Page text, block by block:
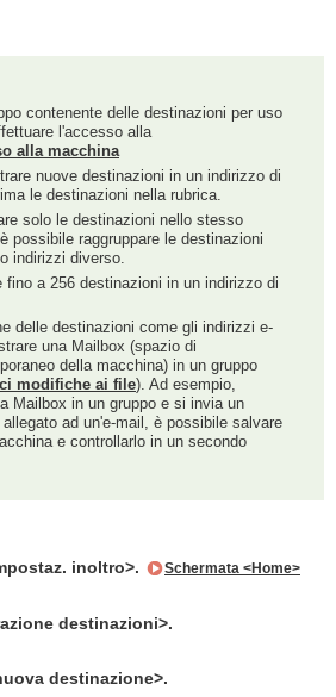
contenente delle destinazioni per uso
l'accesso alla
alla macchina
nuove destinazioni in un indirizzo di
le destinazioni nella rubrica.
solo le destinazioni nello stesso
possibile raggruppare le destinazioni
indirizzi diverso.
fino a 256 destinazioni in un indirizzo di
delle destinazioni come gli indirizzi e-
una Mailbox (spazio di
della macchina) in un gruppo
modifiche ai file). Ad esempio,
Mailbox in un gruppo e si invia un
ad un'e-mail, è possibile salvare
e controllarlo in un secondo
inoltro>. Schermata <Home>
destinazioni>.
destinazione>.